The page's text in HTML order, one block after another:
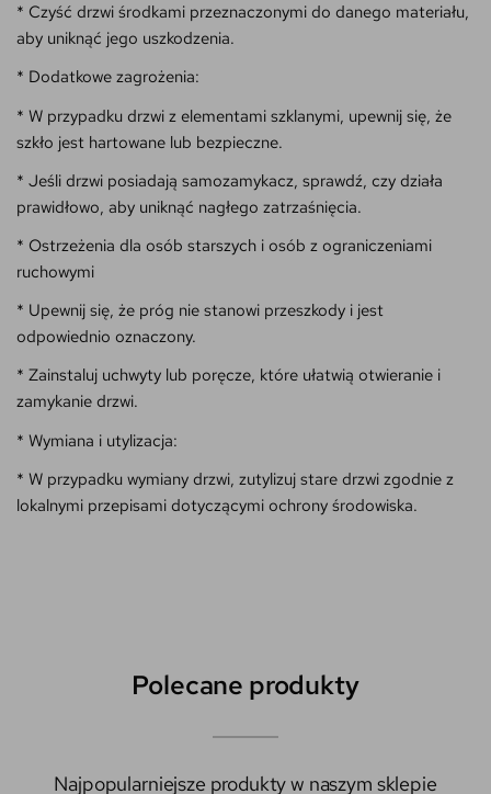
* Czyść drzwi środkami przeznaczonymi do danego materiału,
aby uniknąć jego uszkodzenia.
* Dodatkowe zagrożenia:
* W przypadku drzwi z elementami szklanymi, upewnij się, że
szkło jest hartowane lub bezpieczne.
* Jeśli drzwi posiadają samozamykacz, sprawdź, czy działa
prawidłowo, aby uniknąć nagłego zatrzaśnięcia.
* Ostrzeżenia dla osób starszych i osób z ograniczeniami
ruchowymi
* Upewnij się, że próg nie stanowi przeszkody i jest
odpowiednio oznaczony.
* Zainstaluj uchwyty lub poręcze, które ułatwią otwieranie i
zamykanie drzwi.
* Wymiana i utylizacja:
* W przypadku wymiany drzwi, zutylizuj stare drzwi zgodnie z
lokalnymi przepisami dotyczącymi ochrony środowiska.
Polecane produkty
Najpopularniejsze produkty w naszym sklepie